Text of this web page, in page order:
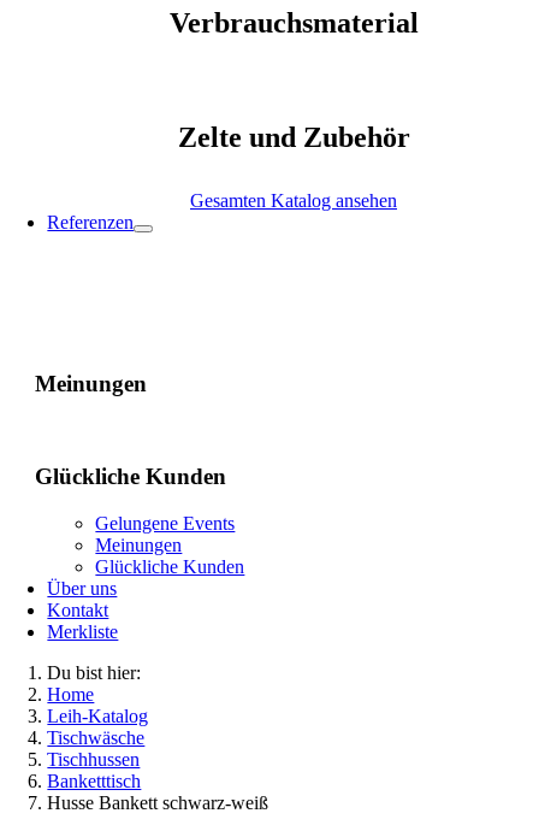
Verbrauchsmaterial
Zelte und Zubehör
Gesamten Katalog ansehen
Referenzen
Meinungen
Glückliche Kunden
Gelungene Events
Meinungen
Glückliche Kunden
Über uns
Kontakt
Merkliste
Du bist hier:
Home
Leih-Katalog
Tischwäsche
Tischhussen
Banketttisch
Husse Bankett schwarz-weiß